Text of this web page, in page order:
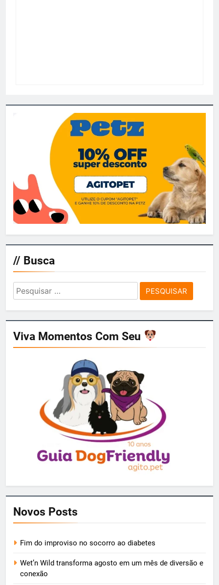
// Busca
Pesquisar
por:
Viva Momentos Com Seu
Novos Posts
Fim do improviso no socorro ao diabetes
Wet’n Wild transforma agosto em um mês de diversão e
conexão